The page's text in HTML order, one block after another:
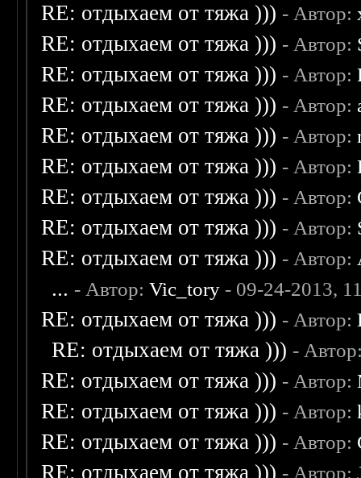
RE: отдыхаем от тяжа ))) - Автор:
RE: отдыхаем от тяжа ))) - Автор:
RE: отдыхаем от тяжа ))) - Автор:
RE: отдыхаем от тяжа ))) - Автор:
RE: отдыхаем от тяжа ))) - Автор:
RE: отдыхаем от тяжа ))) - Автор:
RE: отдыхаем от тяжа ))) - Автор:
RE: отдыхаем от тяжа ))) - Автор:
RE: отдыхаем от тяжа ))) - Автор:
... - Автор:Vic_tory - 09-24-2013,
RE: отдыхаем от тяжа ))) - Автор:
RE: отдыхаем от тяжа ))) -
RE: отдыхаем от тяжа ))) - Автор:
RE: отдыхаем от тяжа ))) - Автор:
RE: отдыхаем от тяжа ))) - Автор:
RE: отдыхаем от тяжа ))) - Автор: